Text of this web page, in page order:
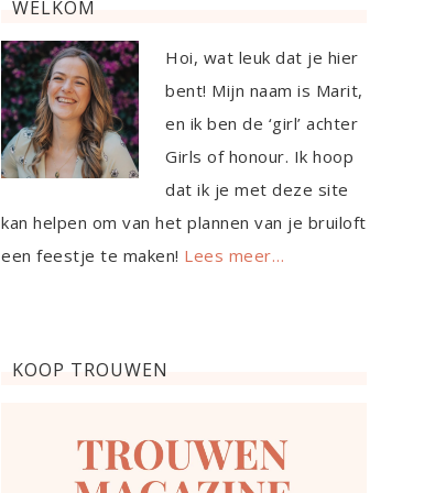
WELKOM
Hoi, wat leuk dat je hier
bent! Mijn naam is Marit,
en ik ben de ‘girl’ achter
Girls of honour. Ik hoop
dat ik je met deze site
kan helpen om van het plannen van je bruiloft
een feestje te maken! Lees meer…
KOOP TROUWEN